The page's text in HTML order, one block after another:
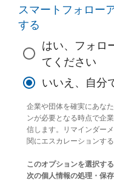
スマートフォロー
する
はい、フォロ
てください
いいえ、自分
企業や団体を確実にあな
ンが必要となる時点で企
信します。リマインダー
関にエスカレーションす
このオプションを選択す
次の個人情報の処理・保